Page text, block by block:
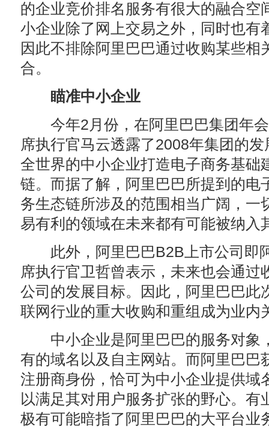
的企业竞价排名服务有很大的融合空
小企业除了网上交易之外，同时也有
因此不排除阿里巴巴通过收购某些相
合。
瞄准中小企业
今年2月份，在阿里巴巴集团年会
席执行官马云透露了2008年集团的
全世界的中小企业打造电子商务基础
链。而据了解，阿里巴巴所提到的电
务生态链所涉及的范围相当广阔，一
易有利的领域在未来都有可能被纳入
此外，阿里巴巴B2B上市公司即
席执行官卫哲曾表示，未来也会通过
公司的发展目标。因此，阿里巴巴此
联网行业的重大收购和重组成为业内
中小企业是阿里巴巴的服务对象
有的域名以及自主网站。而阿里巴巴
注册商身份，恰可为中小企业提供域
以满足其对用户服务扩张的野心。有
极有可能暗指了阿里巴巴的大平台业